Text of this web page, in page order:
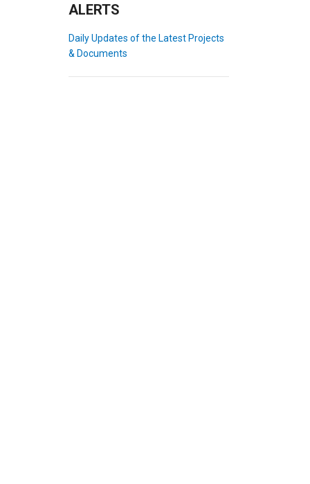
ALERTS
Daily Updates of the Latest Projects
& Documents